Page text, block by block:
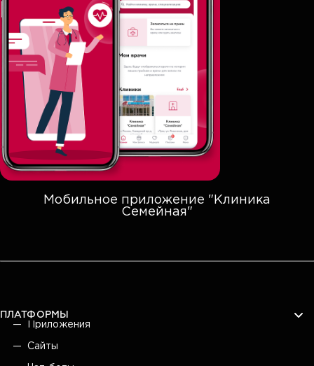
Мобильное приложение "Клиника
Семейная"
ПЛАТФОРМЫ
Приложения
Сайты